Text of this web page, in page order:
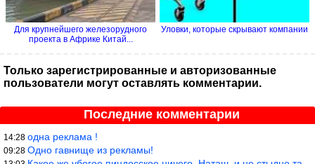
Для крупнейшего железорудного
проекта в Африке Китай...
Уловки, которые скрывают компании
Только зарегистрированные и авторизованные
пользователи могут оставлять комментарии.
Последние комментарии
14:28 одна реклама !
09:28 Одно гавнище из рекламы!